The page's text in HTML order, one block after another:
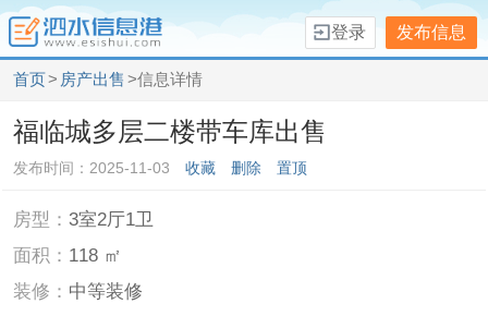
发布信息
登录
首页> 房产出售 >信息详情
福临城多层二楼带车库出售
发布时间：2025-11-03 收藏 删除 置顶
房型：3室2厅1卫
面积： 118 ㎡
装修： 中等装修